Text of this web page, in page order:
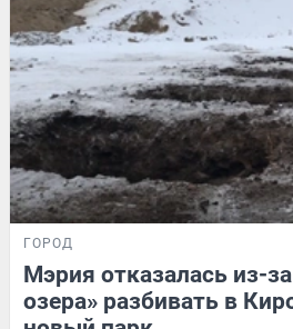
ГОРОД
Мэрия отказалась из-
озера» разбивать в